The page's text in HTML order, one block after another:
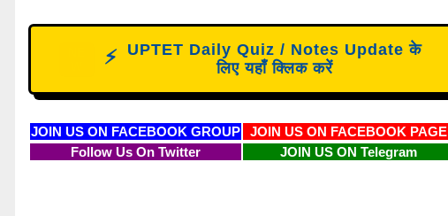
⚡
UPTET Daily Quiz / Notes Update के
लिए यहाँ क्लिक करें
JOIN US ON FACEBOOK GROUP
JOIN US ON FACEBOOK PAGE
Follow Us On Twitter
JOIN US ON Telegram